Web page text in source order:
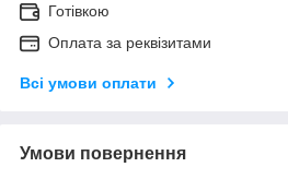
Готівкою
Оплата за реквізитами
Всі умови оплати
Умови повернення